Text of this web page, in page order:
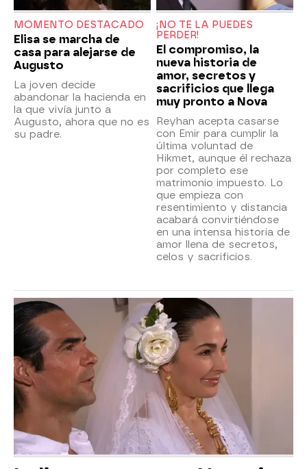
MOMENTO DESTACADO
Elisa se marcha de
casa para alejarse de
Augusto
La joven decide
abandonar la hacienda en
la que vivía junto a
Augusto, ahora que no es
su padre.
¡NO TE LA PUEDES
PERDER!
El compromiso, la
nueva historia de
amor, secretos y
sacrificios que llega
muy pronto a Nova
Reyhan acepta casarse
con Emir para cumplir la
última voluntad de
Hikmet, aunque él rechaza
por completo ese
matrimonio impuesto. Lo
que empieza con
resentimiento y distancia
acabará convirtiéndose
en una intensa historia de
amor llena de secretos,
celos y sacrificios.